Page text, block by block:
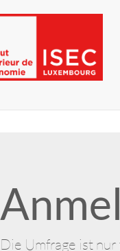
Die Umfrage ist